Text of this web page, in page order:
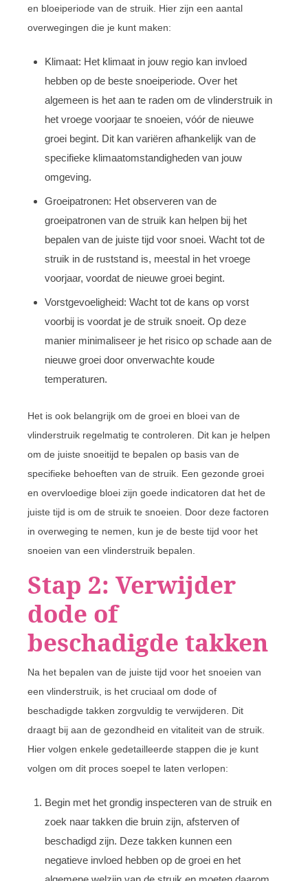
en bloeiperiode van de struik. Hier zijn een aantal
overwegingen die je kunt maken:
Klimaat: Het klimaat in jouw regio kan invloed
hebben op de beste snoeiperiode. Over het
algemeen is het aan te raden om de vlinderstruik in
het vroege voorjaar te snoeien, vóór de nieuwe
groei begint. Dit kan variëren afhankelijk van de
specifieke klimaatomstandigheden van jouw
omgeving.
Groeipatronen: Het observeren van de
groeipatronen van de struik kan helpen bij het
bepalen van de juiste tijd voor snoei. Wacht tot de
struik in de ruststand is, meestal in het vroege
voorjaar, voordat de nieuwe groei begint.
Vorstgevoeligheid: Wacht tot de kans op vorst
voorbij is voordat je de struik snoeit. Op deze
manier minimaliseer je het risico op schade aan de
nieuwe groei door onverwachte koude
temperaturen.
Het is ook belangrijk om de groei en bloei van de
vlinderstruik regelmatig te controleren. Dit kan je helpen
om de juiste snoeitijd te bepalen op basis van de
specifieke behoeften van de struik. Een gezonde groei
en overvloedige bloei zijn goede indicatoren dat het de
juiste tijd is om de struik te snoeien. Door deze factoren
in overweging te nemen, kun je de beste tijd voor het
snoeien van een vlinderstruik bepalen.
Stap 2: Verwijder
dode of
beschadigde takken
Na het bepalen van de juiste tijd voor het snoeien van
een vlinderstruik, is het cruciaal om dode of
beschadigde takken zorgvuldig te verwijderen. Dit
draagt bij aan de gezondheid en vitaliteit van de struik.
Hier volgen enkele gedetailleerde stappen die je kunt
volgen om dit proces soepel te laten verlopen:
Begin met het grondig inspecteren van de struik en
zoek naar takken die bruin zijn, afsterven of
beschadigd zijn. Deze takken kunnen een
negatieve invloed hebben op de groei en het